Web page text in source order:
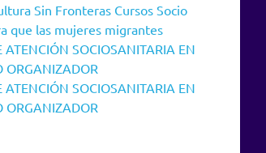
Sin Fronteras Cursos Socio
que las mujeres migrantes
ATENCIÓN SOCIOSANITARIA EN
ORGANIZADOR
ATENCIÓN SOCIOSANITARIA EN
ORGANIZADOR